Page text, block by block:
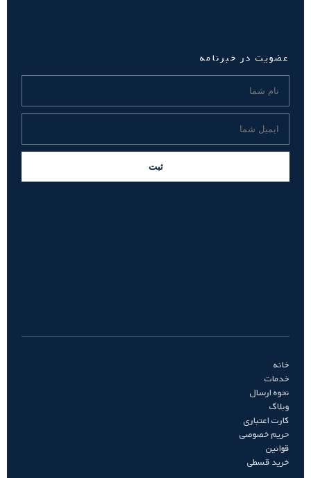
عضویت در خبرنامه
ثبت
خانه
خدمات
نحوه ارسال
وبلاگ
کارت اعتباری
حریم خصوصی
قوانین
خرید قسطی